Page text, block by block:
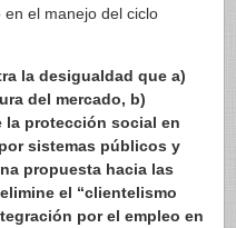
el manejo del ciclo
la desigualdad que a)
del mercado, b)
protección social en
sistemas públicos y
propuesta hacia las
el “clientelismo
por el empleo en